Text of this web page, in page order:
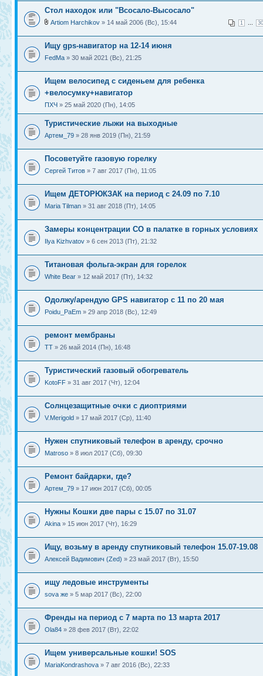
Стол находок или "Всосало-Высосало"
1 30
Artiom Harchikov » 14 май 2006 (Вс), 15:44
Ищу gps-навигатор на 12-14 июня
FedMa » 30 май 2021 (Вс), 21:25
Ищем велосипед с сиденьем для ребенка
+велосумку+навигатор
ПХЧ » 25 май 2020 (Пн), 14:05
Туристические лыжи на выходные
Артем_79 » 28 янв 2019 (Пн), 21:59
Посоветуйте газовую горелку
Сергей Титов » 7 авг 2017 (Пн), 11:05
Ищем ДЕТОРЮКЗАК на период с 24.09 по 7.10
Maria Tilman » 31 авг 2018 (Пт), 14:05
Замеры концентрации CO в палатке в горных условиях
Ilya Kizhvatov » 6 сен 2013 (Пт), 21:32
Титановая фольга-экран для горелок
White Bear » 12 май 2017 (Пт), 14:32
Одолжу/арендую GPS навигатор с 11 по 20 мая
Poidu_PaEm » 29 апр 2018 (Вс), 12:49
ремонт мембраны
ТТ » 26 май 2014 (Пн), 16:48
Туристический газовый обогреватель
KotoFF » 31 авг 2017 (Чт), 12:04
Солнцезащитные очки с диоптриями
V.Merigold » 17 май 2017 (Ср), 11:40
Нужен спутниковый телефон в аренду, срочно
Matroso » 8 июл 2017 (Сб), 09:30
Ремонт байдарки, где?
Артем_79 » 17 июн 2017 (Сб), 00:05
Нужны Кошки две пары с 15.07 по 31.07
Akina » 15 июн 2017 (Чт), 16:29
Ищу, возьму в аренду спутниковый телефон 15.07-19.08
Алексей Вадимович (Zed) » 23 май 2017 (Вт), 15:50
ищу ледовые инструменты
sova же » 5 мар 2017 (Вс), 22:00
Френды на период с 7 марта по 13 марта 2017
Ola84 » 28 фев 2017 (Вт), 22:02
Ищем универсальные кошки! SOS
MariaKondrashova » 7 авг 2016 (Вс), 22:33